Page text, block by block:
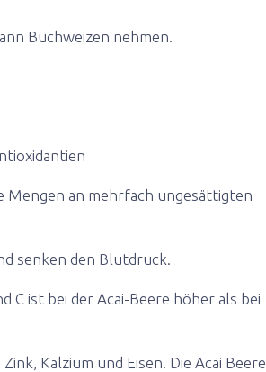
Buchweizen nehmen.
Mengen an mehrfach ungesättigten
senken den Blutdruck.
C ist bei der Acai-Beere höher als bei
Kalzium und Eisen. Die Acai Beere